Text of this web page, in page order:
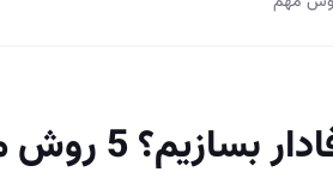
5 روش مهم